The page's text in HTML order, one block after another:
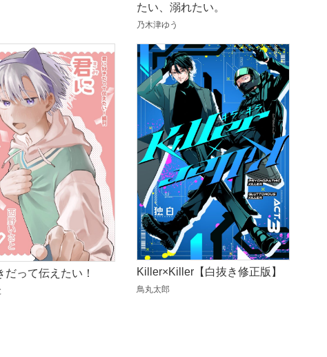
たい、溺れたい。
乃木津ゆう
だって伝えたい！ Killer×Killer【白抜き修正版】
鳥丸太郎